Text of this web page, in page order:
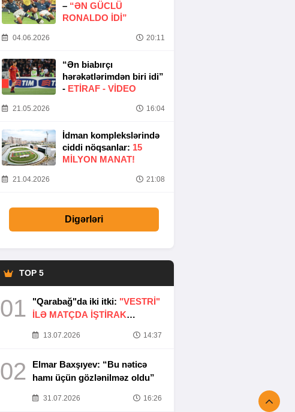
– “ƏN GÜCLÜ
RONALDO IDI”
04.06.2026 20:11
“Ən biabırçı
hərəkətlərimdən biri idi”
- ETIRAF - VİDEO
21.05.2026 16:04
İdman komplekslərində
ciddi nöqsanlar: 15
MILYON MANAT!
21.04.2026 21:08
Digərləri
TOP 5
01 "Qarabağ"da iki itki: "VESTRİ"
İLƏ MATÇDA İŞTİRAK
13.07.2026 14:37
02
Elmar Baxşıyev: “Bu nəticə
hamı üçün gözlənilməz oldu”
31.07.2026 16:26